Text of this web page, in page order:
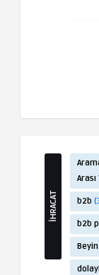
İHRACAT b2b
b2b
Beyin